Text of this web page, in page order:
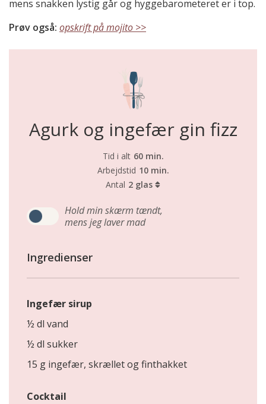
mens snakken lystig går og hyggebarometeret er i top.
Prøv også: opskrift på mojito >>
Agurk og ingefær gin fizz
Tid i alt 60 min.
Arbejdstid 10 min.
Antal 2 glas
Hold min skærm tændt,
mens jeg laver mad
Ingredienser
Ingefær sirup
½ dl vand
½ dl sukker
15 g ingefær, skrællet og finthakket
Cocktail